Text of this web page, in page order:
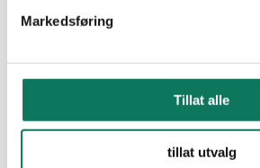
Markedsføring
Tillat alle
tillat utvalg
Bystyret mener at etablering av
Gulli og Jarlsberg ikke vil
Tønsberg sentrum.
Jarlsberg skal kun være for
handelsaktører som tiltrekker
Vestfold. Bystyret tror, eller
gjennom Plan- og